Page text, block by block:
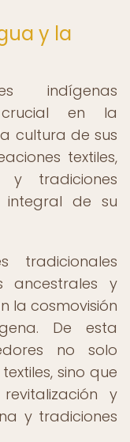
y la
indígenas
en la
cultura de sus
textiles,
y tradiciones
integral de su
tradicionales
ancestrales y
la cosmovisión
De esta
no solo
sino que
y
y tradiciones